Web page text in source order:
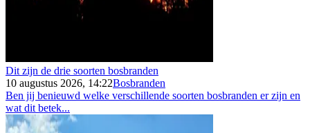
Dit zijn de drie soorten bosbranden
10 augustus 2026, 14:22Bosbranden
Ben jij benieuwd welke verschillende soorten bosbranden er zijn en
wat dit betek...